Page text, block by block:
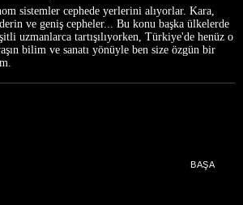
sistemler cephede yerlerini alıyorlar. Kara,
ve geniş cepheler... Bu konu başka ülkelerde
uzmanlarca tartışılıyorken, Türkiye'de henüz o
bilim ve sanatı yönüyle ben size özgün bir
BAŞA